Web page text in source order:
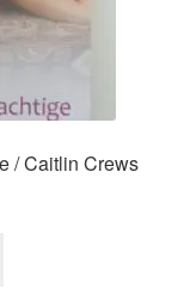
/ Caitlin Crews